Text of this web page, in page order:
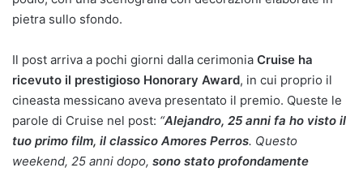
pietra sullo sfondo.
Il post arriva a pochi giorni dalla cerimonia Cruise ha
ricevuto il prestigioso Honorary Award, in cui proprio il
cineasta messicano aveva presentato il premio. Queste le
parole di Cruise nel post: “Alejandro, 25 anni fa ho visto il
tuo primo film, il classico Amores Perros. Questo
weekend, 25 anni dopo, sono stato profondamente